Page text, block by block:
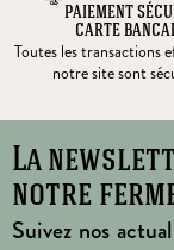
PAIEMENT
CARTE
Toutes les transactions
notre site sont
La
notre
Suivez nos